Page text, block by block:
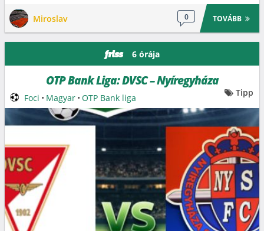
Miroslav 0 TOVÁBB
friss 6 órája
OTP Bank Liga: DVSC – Nyíregyháza
Foci • Magyar • OTP Bank liga Tipp